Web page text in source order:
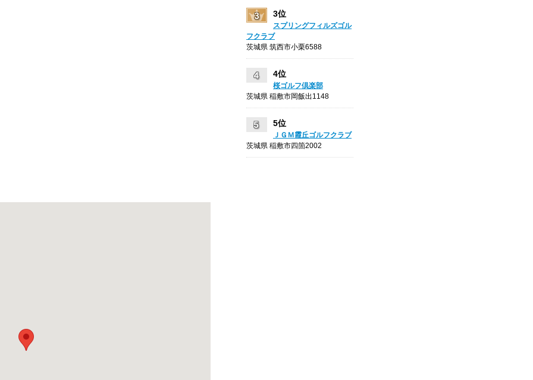
3位
スプリングフィルズゴル
フクラブ
茨城県 筑西市小栗6588
4位
桜ゴルフ倶楽部
茨城県 稲敷市岡飯出1148
5位
ＪＧＭ霞丘ゴルフクラブ
茨城県 稲敷市四箇2002